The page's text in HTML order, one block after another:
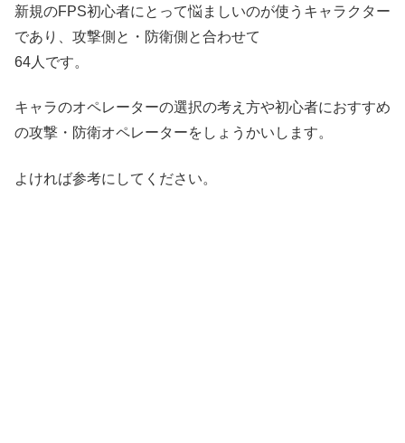
新規のFPS初心者にとって悩ましいのが使うキャラクター
であり、攻撃側と・防衛側と合わせて
64人です。
キャラのオペレーターの選択の考え方や初心者におすすめ
の攻撃・防衛オペレーターをしょうかいします。
よければ参考にしてください。